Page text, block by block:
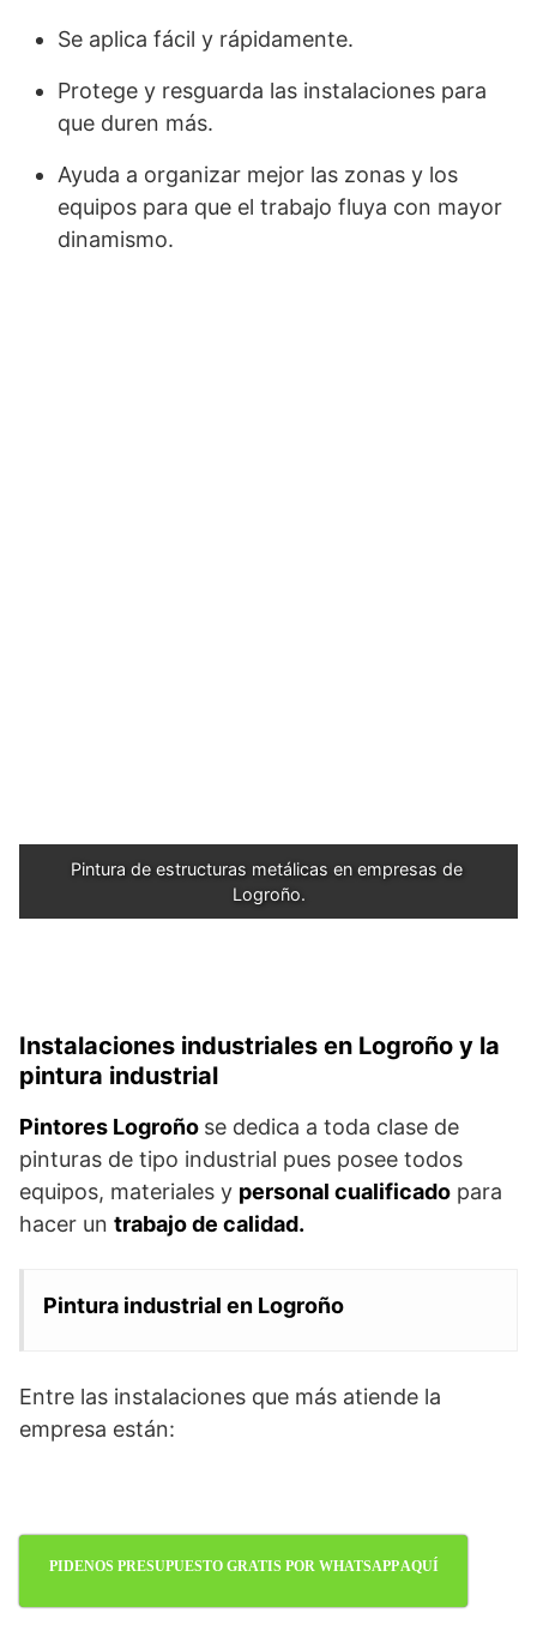
Se aplica fácil y rápidamente.
Protege y resguarda las instalaciones para
que duren más.
Ayuda a organizar mejor las zonas y los
equipos para que el trabajo fluya con mayor
dinamismo.
Pintura de estructuras metálicas en empresas de
Logroño.
Instalaciones industriales en Logroño y la
pintura industrial
Pintores Logroño se dedica a toda clase de
pinturas de tipo industrial pues posee todos
equipos, materiales y personal cualificado para
hacer un trabajo de calidad.
Pintura industrial en Logroño
Entre las instalaciones que más atiende la
empresa están:
PIDENOS PRESUPUESTO GRATIS POR WHATSAPP AQUÍ